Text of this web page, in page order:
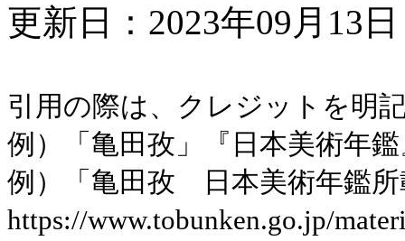
更新日：2023年09月13
引用の際は、クレジットを明
例）「亀田孜」『日本美術年
例）「亀田孜 日本美術年鑑所
https://www.tobunken.go.jp/